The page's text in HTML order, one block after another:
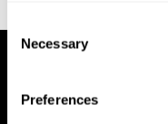
Selection
Necessary
Preferences